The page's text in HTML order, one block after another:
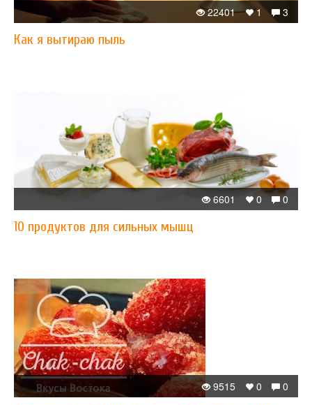
3
1
22401
Как я вытираю пыль
0
0
6601
10 продуктов для сильных мышц
0
0
9515